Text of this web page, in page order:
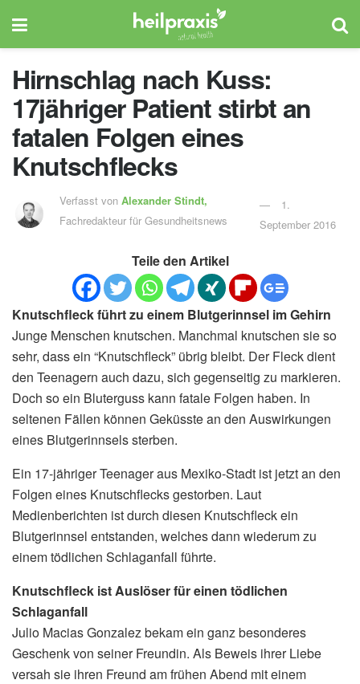
Hirnschlag nach Kuss:
17jähriger Patient stirbt an
fatalen Folgen eines
Knutschflecks
Verfasst vonAlexander Stindt,
Fachredakteur für Gesundheitsnews
1.
September 2016
Teile den Artikel
Knutschfleck führt zu einem Blutgerinnsel im Gehirn
Junge Menschen knutschen. Manchmal knutschen sie so
sehr, dass ein “Knutschfleck” übrig bleibt. Der Fleck dient
den Teenagern auch dazu, sich gegenseitig zu markieren.
Doch so ein Bluterguss kann fatale Folgen haben. In
seltenen Fällen können Geküsste an den Auswirkungen
eines Blutgerinnsels sterben.
Ein 17-jähriger Teenager aus Mexiko-Stadt ist jetzt an den
Folgen eines Knutschflecks gestorben. Laut
Medienberichten ist durch diesen Knutschfleck ein
Blutgerinnsel entstanden, welches dann wiederum zu
einem tödlichen Schlaganfall führte.
Knutschfleck ist Auslöser für einen tödlichen
Schlaganfall
Julio Macias Gonzalez bekam ein ganz besonderes
Geschenk von seiner Freundin. Als Beweis ihrer Liebe
versah sie ihren Freund am frühen Abend mit einem